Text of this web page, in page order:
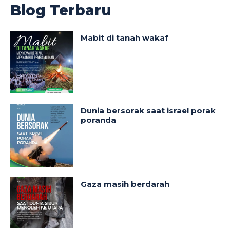
Blog Terbaru
Mabit di tanah wakaf
Dunia bersorak saat israel porak
poranda
Gaza masih berdarah